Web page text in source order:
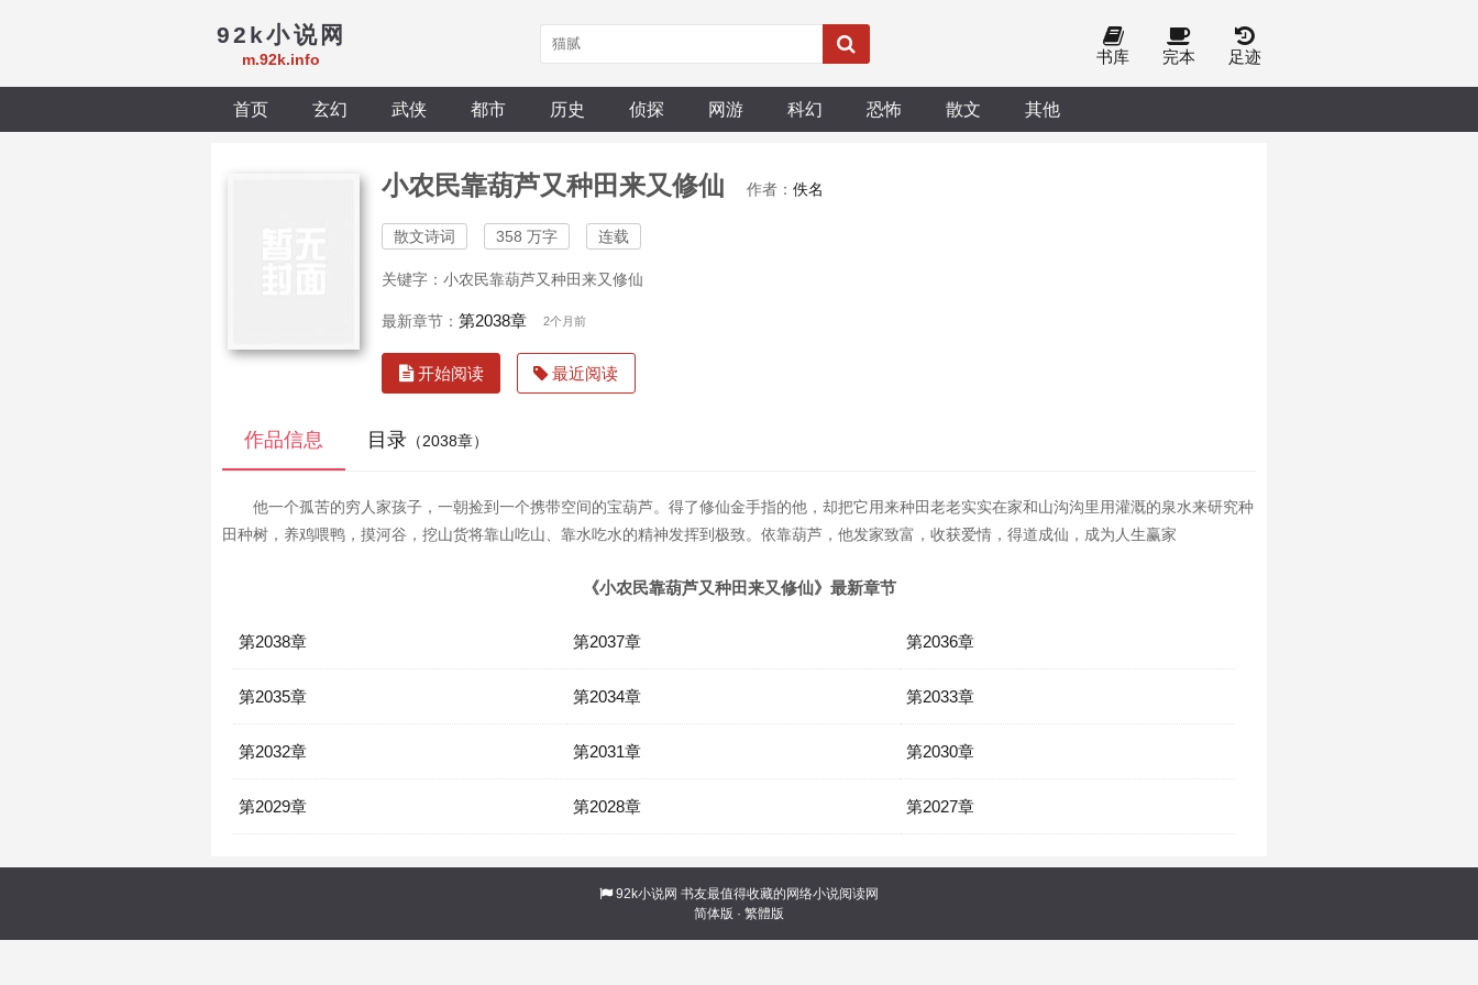
92k小说网
m.92k.info 书库 完本 足迹
首页 玄幻 武侠 都市 历史 侦探 网游 科幻 恐怖 散文 其他
小农民靠葫芦又种田来又修仙 作者： 佚名
散文诗词 358 万字 连载
关键字：小农民靠葫芦又种田来又修仙
最新章节： 第2038章 2个月前
开始阅读 最近阅读
作品信息 目录 （2038章）
他一个孤苦的穷人家孩子，一朝捡到一个携带空间的宝葫芦。得了修仙金手指的他，却把它用来种田老老实实在家和山沟沟里用灌溉的泉水来研究种
田种树，养鸡喂鸭，摸河谷，挖山货将靠山吃山、靠水吃水的精神发挥到极致。依靠葫芦，他发家致富，收获爱情，得道成仙，成为人生赢家
《小农民靠葫芦又种田来又修仙》最新章节
第2038章 第2037章 第2036章
第2035章 第2034章 第2033章
第2032章 第2031章 第2030章
第2029章 第2028章 第2027章
92k小说网 书友最值得收藏的网络小说阅读网
简体版 · 繁體版